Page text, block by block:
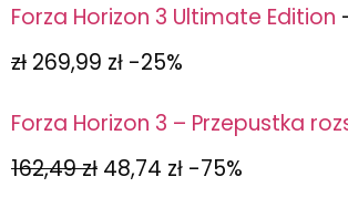
Forza Horizon 3 Ultimate Edition
zł 269,99 zł -25%
Forza Horizon 3 – Przepustka
162,49 zł 48,74 zł -75%